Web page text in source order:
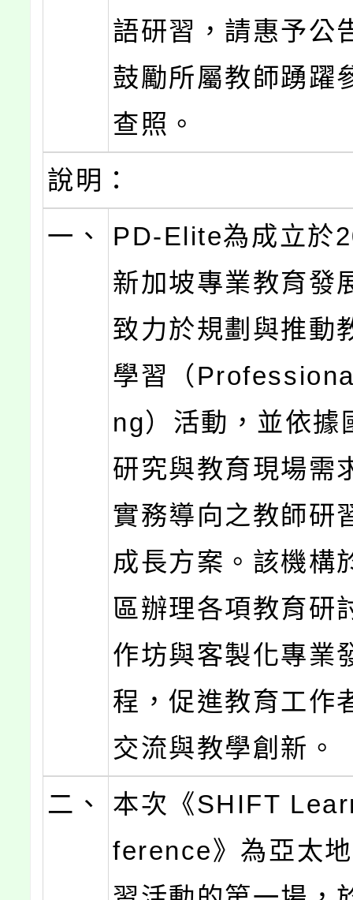
語研習，請惠予公
鼓勵所屬教師踴躍
查照。
說明：
一、
PD-Elite為成立於
新加坡專業教育發
致力於規劃與推動
學習（
ng）活動，並依據
研究與教育現場需
實務導向之教師研
成長方案。該機構
區辦理各項教育研
作坊與客製化專業
程，促進教育工作
交流與教學創新。
二、
本次《SHIFT
ference》為亞太